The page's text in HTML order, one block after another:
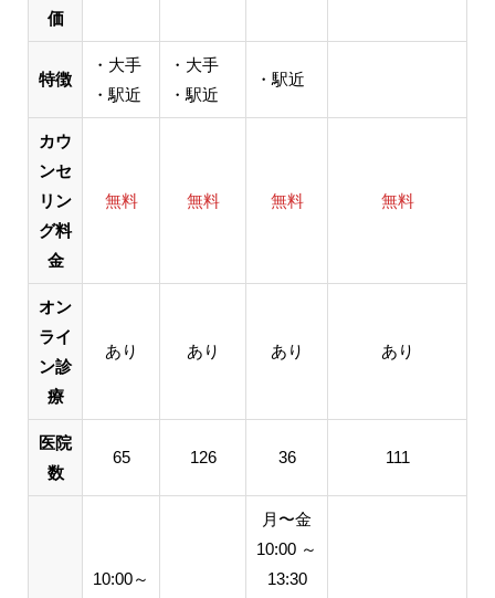
価
特徴
・大手
・駅近
・大手
・駅近
・駅近
カウ
ンセ
リン
グ料
金
無料 無料 無料 無料
オン
ライ
ン診
療
あり あり あり あり
医院
数
65 126 36 111
10:00～
月〜金
10:00 ～
13:30